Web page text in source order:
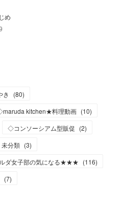
め
き (80)
kitchen★料理動画 (10)
◇コンソーシアム型販促 (2)
未分類 (3)
ダ女子部の気になる★★★ (116)
(7)